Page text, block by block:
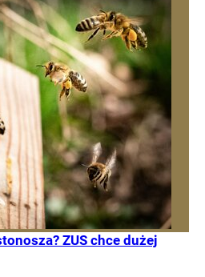
ZUS chce dużej